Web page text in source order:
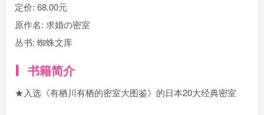
定价: 68.00元
原作名: 求婚の密室
丛书: 蜘蛛文库
书籍简介
★入选《有栖川有栖的密室大图鉴》的日本20大经典密室